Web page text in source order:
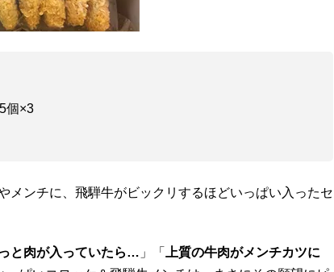
個×3
メンチに、飛騨牛がビックリするほどいっぱい入ったセ
と肉が入っていたら… 」「
上質の牛肉がメンチカツに